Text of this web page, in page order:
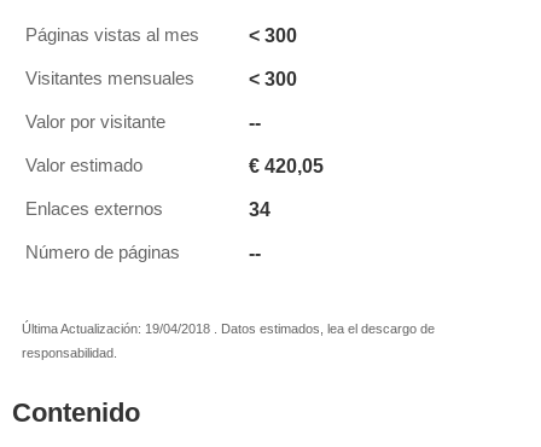
Páginas vistas al mes < 300
Visitantes mensuales < 300
Valor por visitante --
Valor estimado € 420,05
Enlaces externos 34
Número de páginas --
Última Actualización: 19/04/2018 . Datos estimados, lea el descargo de
responsabilidad.
Contenido